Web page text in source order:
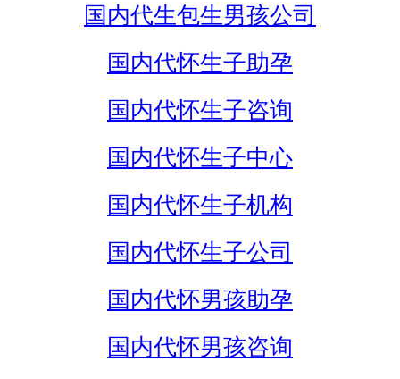
国内代生包生男孩公司
国内代怀生子助孕
国内代怀生子咨询
国内代怀生子中心
国内代怀生子机构
国内代怀生子公司
国内代怀男孩助孕
国内代怀男孩咨询